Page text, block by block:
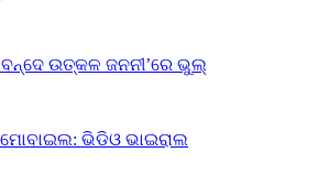
ଉତ୍କଳ ଜନନୀ’ରେ ଭୁଲ୍‌
ଭିଡିଓ ଭାଇରାଲ